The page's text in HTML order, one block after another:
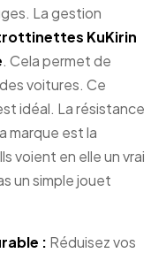
La gestion
KuKirin
. Cela permet de
voitures. Ce
idéal. La résistance
marque est la
voient en elle un vrai
un simple jouet
: Réduisez vos